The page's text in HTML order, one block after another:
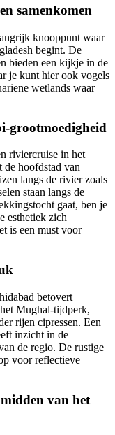
samenkomen
knooppunt waar
begint. De
bieden een kijkje in de
je kunt hier ook vogels
wetlands waar
grootmoedigheid
riviercruise in het
de hoofdstad van
langs de rivier zoals
staan langs de
gaat, ben je
esthetiek zich
is een must voor
betovert
Mughal-tijdperk,
rijen cipressen. Een
inzicht in de
de regio. De rustige
voor reflectieve
van het